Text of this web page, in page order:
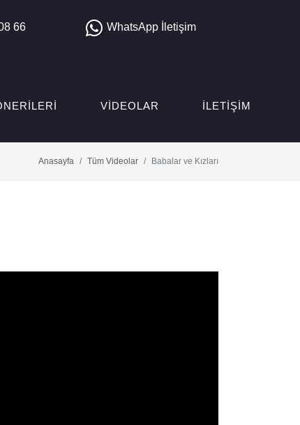
66 WhatsApp İletişim
VIDEOLAR İLETIŞIM
Anasayfa Tüm Videolar Babalar ve Kızları